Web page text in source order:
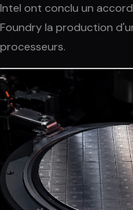
Intel ont conclu un
Foundry la production
processeurs.